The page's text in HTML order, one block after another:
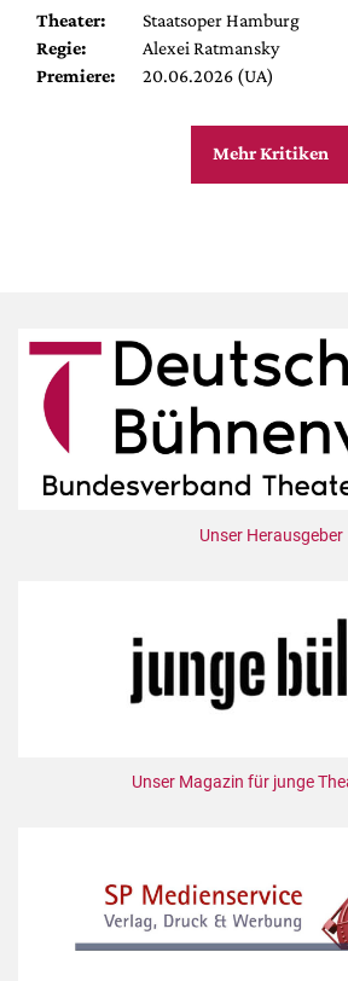
Theater:
Staatsoper Hamburg
Regie:
Alexei Ratmansky
Premiere:
20.06.2026 (UA)
Mehr Kritiken
Unser Herausgeber
Unser Magazin für junge